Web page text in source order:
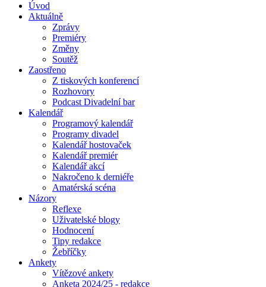
Úvod
Aktuálně
Zprávy
Premiéry
Změny
Soutěž
Zaostřeno
Z tiskových konferencí
Rozhovory
Podcast Divadelní bar
Kalendář
Programový kalendář
Programy divadel
Kalendář hostovaček
Kalendář premiér
Kalendář akcí
Nakročeno k derniéře
Amatérská scéna
Názory
Reflexe
Uživatelské blogy
Hodnocení
Tipy redakce
Žebříčky
Ankety
Vítězové ankety
Anketa 2024/25 - redakce